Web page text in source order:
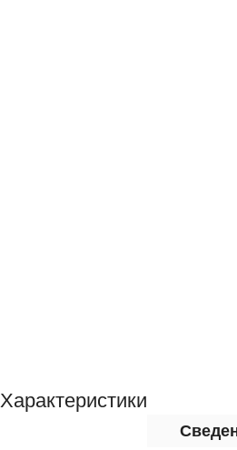
Характеристики